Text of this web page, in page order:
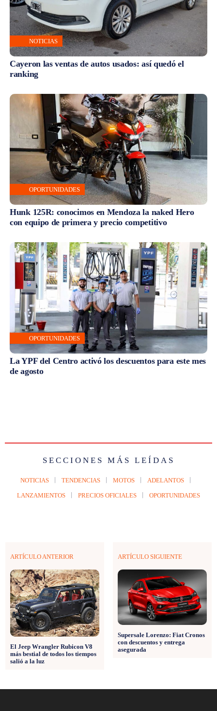
NOTICIAS
Cayeron las ventas de autos usados: así quedó el
ranking
OPORTUNIDADES
Hunk 125R: conocimos en Mendoza la naked Hero
con equipo de primera y precio competitivo
OPORTUNIDADES
La YPF del Centro activó los descuentos para este mes
de agosto
SECCIONES MÁS LEÍDAS
NOTICIAS TENDENCIAS MOTOS ADELANTOS
LANZAMIENTOS PRECIOS OFICIALES OPORTUNIDADES
ARTÍCULO ANTERIOR
El Jeep Wrangler Rubicon V8
más bestial de todos los tiempos
salió a la luz
ARTÍCULO SIGUIENTE
Supersale Lorenzo: Fiat Cronos
con descuentos y entrega
asegurada